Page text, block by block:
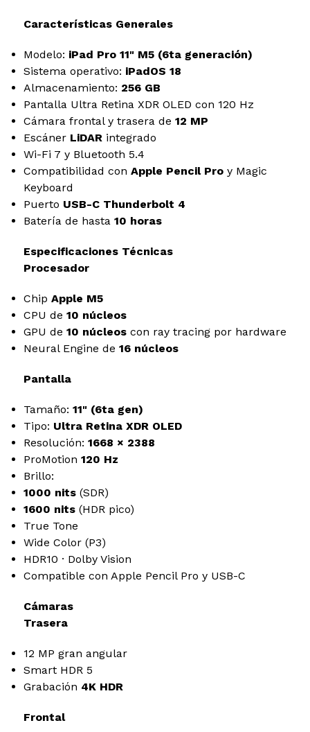
Características Generales
Modelo: iPad Pro 11" M5 (6ta generación)
Sistema operativo: iPadOS 18
Almacenamiento: 256 GB
Pantalla Ultra Retina XDR OLED con 120 Hz
Cámara frontal y trasera de 12 MP
Escáner LiDARintegrado
Wi-Fi 7 y Bluetooth 5.4
Compatibilidad con Apple Pencil Proy Magic
Keyboard
Puerto USB-C Thunderbolt 4
Batería de hasta 10 horas
Especificaciones Técnicas
Procesador
Chip Apple M5
CPU de 10 núcleos
GPU de 10 núcleoscon ray tracing por hardware
Neural Engine de 16 núcleos
Pantalla
Tamaño: 11" (6ta gen)
Tipo: Ultra Retina XDR OLED
Resolución: 1668 × 2388
ProMotion 120 Hz
Brillo:
1000 nits(SDR)
1600 nits(HDR pico)
True Tone
Wide Color (P3)
HDR10 · Dolby Vision
Compatible con Apple Pencil Pro y USB-C
Cámaras
Trasera
12 MP gran angular
Smart HDR 5
Grabación 4K HDR
Frontal